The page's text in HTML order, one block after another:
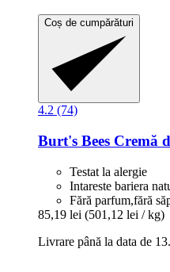
Coș de cumpărături
4.2 (74)
Burt's Bees Cremă
Testat la alergie
Intareste bariera
Fără parfum,fără
85,19 lei (501,12 lei / kg)
Livrare până la data de